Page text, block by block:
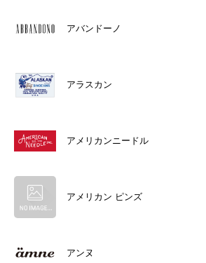
アバンドーノ
アラスカン
アメリカンニードル
アメリカン ピンズ
アンヌ